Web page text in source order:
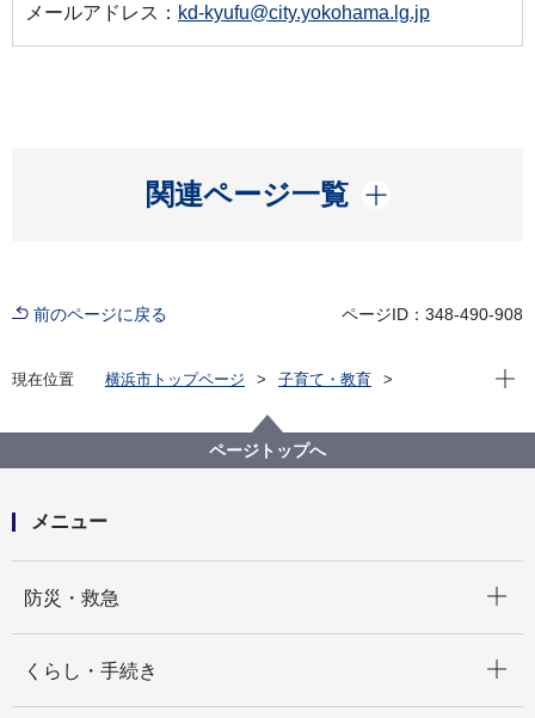
メールアドレス： kd-kyufu@city.yokohama.lg.jp
関連ページ一覧
開く
前のページに戻る ページID：348-490-908
現在位置 横浜市トップページ
子育て・教育
請求事務に関する様式・要綱
請求事務に関する各種要綱・要領について（令和６年
度）
現在
ページトップへ
メニュー
防災・救急
くらし・手続き